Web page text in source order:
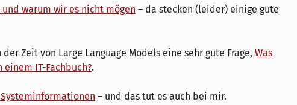
und warum wir es nicht mögen – da stecken (leider) einige gute
Zeit von Large Language Models eine sehr gute Frage, Was
einem IT-Fachbuch?.
– und das tut es auch bei mir.